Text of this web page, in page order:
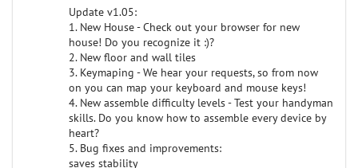
Update v1.05:
1. New House - Check out your browser for new
house! Do you recognize it :)?
2. New floor and wall tiles
3. Keymaping - We hear your requests, so from now
on you can map your keyboard and mouse keys!
4. New assemble difficulty levels - Test your handyman
skills. Do you know how to assemble every device by
heart?
5. Bug fixes and improvements:
saves stability